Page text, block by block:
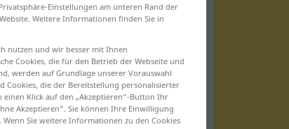
Einstellungen am unteren Rand der
Weitere Informationen finden Sie in
nutzen und wir besser mit Ihnen
Cookies, die für den Betrieb der Webseite und
werden auf Grundlage unserer Vorauswahl
Cookies, die der Bereitstellung personalisierter
Klick auf den „Akzeptieren“-Button Ihr
Akzeptieren“. Sie können Ihre Einwilligung
Sie weitere Informationen zu den Cookies